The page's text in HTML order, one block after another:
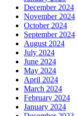
December 2024
November 2024
October 2024
September 2024
August 2024
July 2024
June 2024
May 2024
April 2024
March 2024
February 2024
January 2024